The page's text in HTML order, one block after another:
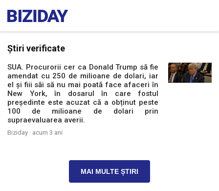
Știri verificate
SUA. Procurorii cer ca Donald Trump să fie
amendat cu 250 de milioane de dolari, iar
el și fiii săi să nu mai poată face afaceri în
New York, în dosarul în care fostul
președinte este acuzat că a obținut peste
100 de milioane de dolari prin
supraevaluarea averii.
Biziday · acum 3 ani
MAI MULTE ȘTIRI